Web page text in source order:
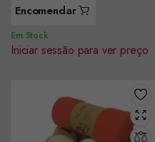
Encomendar
Em Stock
Iniciar sessão para ver preço